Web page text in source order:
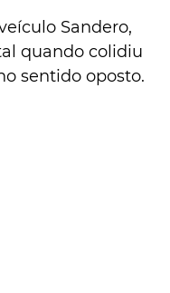
Sandero,
quando colidiu
sentido oposto.